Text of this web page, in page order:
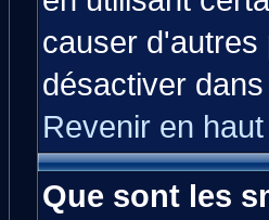
causer d'autres
désactiver
Revenir en
Que sont les